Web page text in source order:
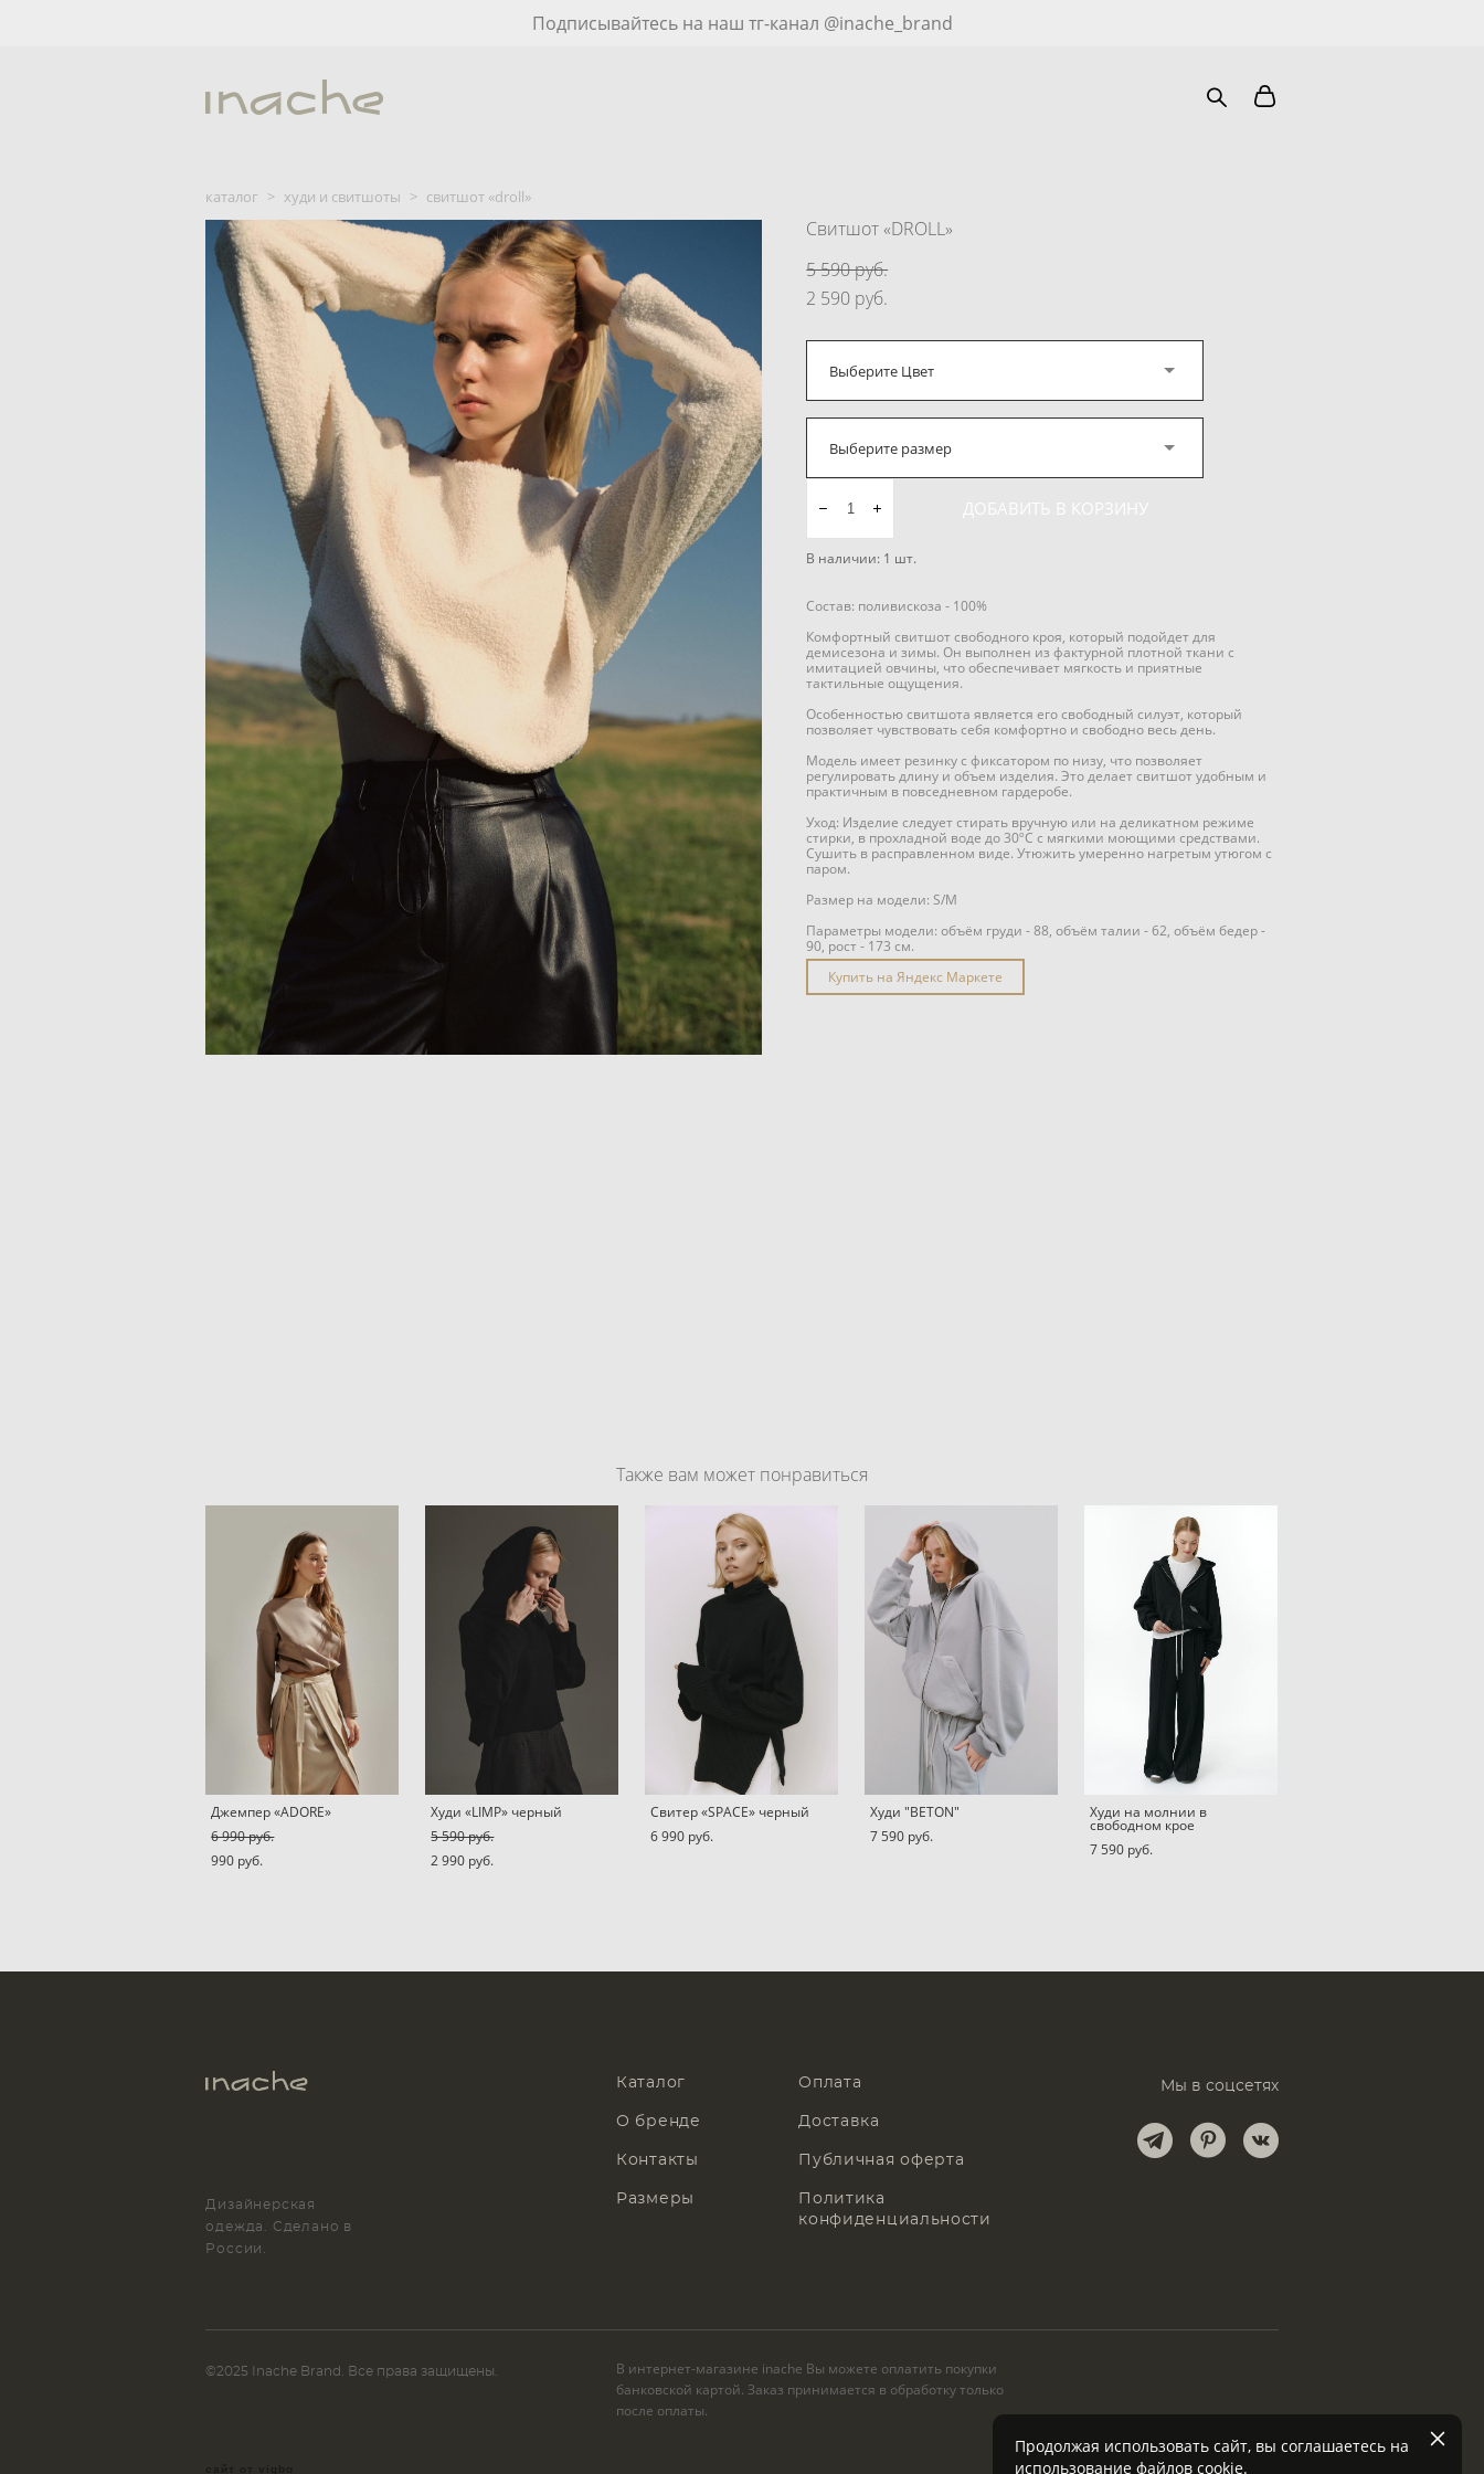
Подписывайтесь на наш тг-канал @inache_brand
каталог > худи и свитшоты > cвитшот «droll»
Cвитшот «DROLL»
5 590 pуб.
2 590 pуб.
Выберите Цвет
Выберите размер
В наличии: 1 шт.
ДОБАВИТЬ В КОРЗИНУ
Состав: поливискоза - 100%
Комфортный свитшот свободного кроя, который подойдет для
демисезона и зимы. Он выполнен из фактурной плотной ткани с
имитацией овчины, что обеспечивает мягкость и приятные
тактильные ощущения.
Особенностью свитшота является его свободный силуэт, который
позволяет чувствовать себя комфортно и свободно весь день.
Модель имеет резинку с фиксатором по низу, что позволяет
регулировать длину и объем изделия. Это делает свитшот удобным и
практичным в повседневном гардеробе.
Уход: Изделие следует стирать вручную или на деликатном режиме
стирки, в прохладной воде до 30ºС с мягкими моющими средствами.
Сушить в расправленном виде. Утюжить умеренно нагретым утюгом с
паром.
Размер на модели: S/М
Параметры модели: объём груди - 88, объём талии - 62, объём бедер -
90, рост - 173 см.
Купить на Яндекс Маркете
Также вам может понравиться
Джемпер «ADORE»
6 990 pуб.
990 pуб.
Худи «LIMP» черный
5 590 pуб.
2 990 pуб.
Свитер «SPACE» черный
6 990 pуб.
Худи "BETON"
7 590 pуб.
Худи на молнии в
свободном крое
7 590 pуб.
Дизайнерская
одежда. Сделано в
России.
Каталог
О бренде
Контакты
Размеры
Оплата
Доставка
Публичная оферта
Политика
конфиденциальности
Мы в соцсетях
©2025 Inache Brand. Все права защищены.
В интернет-магазине inache Вы можете оплатить покупки
банковской картой. Заказ принимается в обработку только
после оплаты.
Продолжая использовать сайт, вы соглашаетесь на
использование файлов cookie.